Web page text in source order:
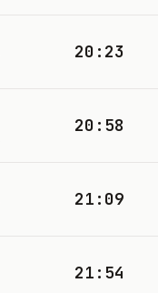
20:23
20:58
21:09
21:54